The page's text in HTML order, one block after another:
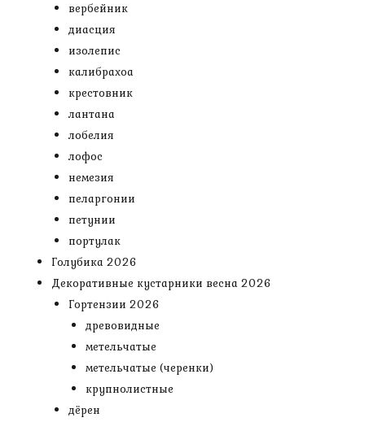
вербейник
диасция
изолепис
калибрахоа
крестовник
лантана
лобелия
лофос
немезия
пеларгонии
петунии
портулак
Голубика 2026
Декоративные кустарники весна 2026
Гортензии 2026
древовидные
метельчатые
метельчатые (черенки)
крупнолистные
дёрен